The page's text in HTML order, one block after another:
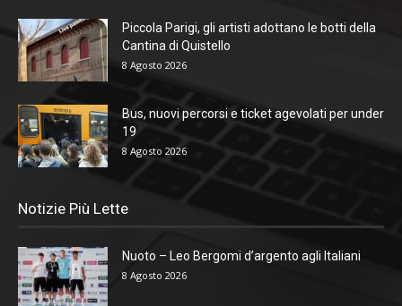
Piccola Parigi, gli artisti adottano le botti della
Cantina di Quistello
8 Agosto 2026
Bus, nuovi percorsi e ticket agevolati per under
19
8 Agosto 2026
Notizie Più Lette
Nuoto – Leo Bergomi d’argento agli Italiani
8 Agosto 2026